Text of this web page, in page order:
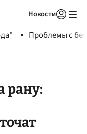
Новости
Проблемы с
рану: